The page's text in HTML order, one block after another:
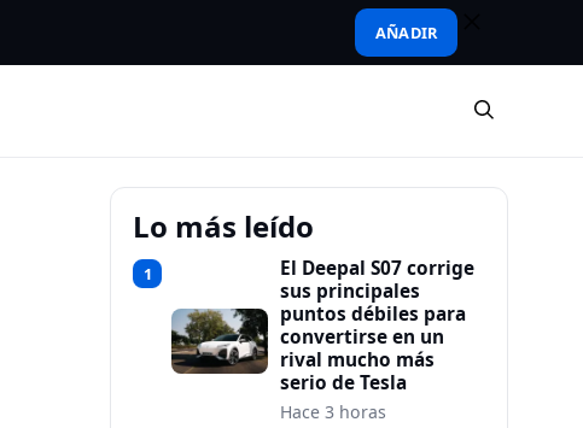
AÑADIR
Lo más leído
1
El Deepal S07 corrige
sus principales
puntos débiles para
convertirse en un
rival mucho más
serio de Tesla
Hace 3 horas